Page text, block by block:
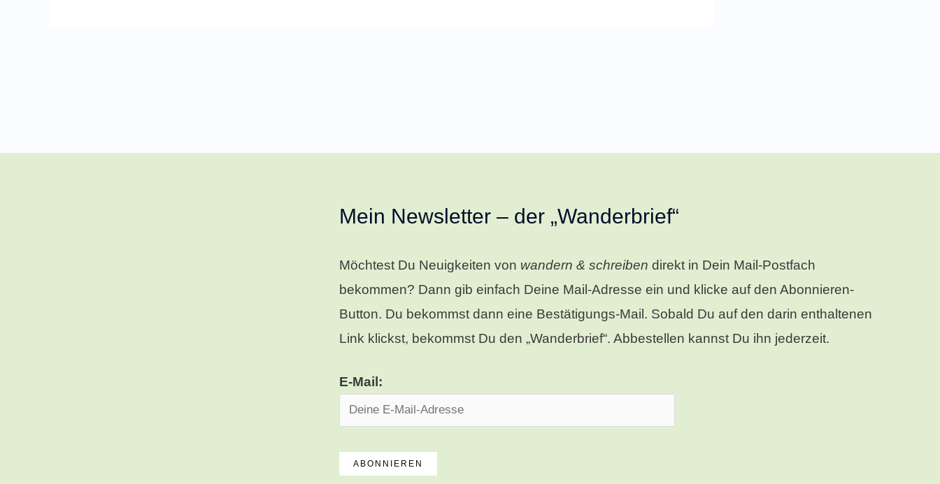
Mein Newsletter – der „Wanderbrief“
Möchtest Du Neuigkeiten von wandern & schreiben direkt in Dein Mail-Postfach
bekommen? Dann gib einfach Deine Mail-Adresse ein und klicke auf den Abonnieren-
Button. Du bekommst dann eine Bestätigungs-Mail. Sobald Du auf den darin enthaltenen
Link klickst, bekommst Du den „Wanderbrief“. Abbestellen kannst Du ihn jederzeit.
E-Mail: